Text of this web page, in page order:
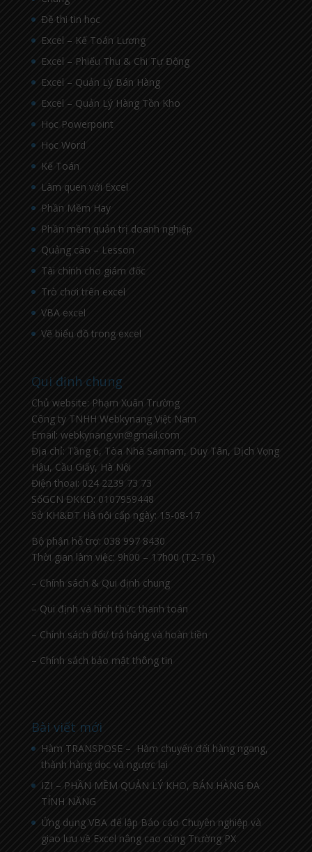
Đề thi tin học
Excel – Kế Toán Lương
Excel – Phiếu Thu & Chi Tự Động
Excel – Quản Lý Bán Hàng
Excel – Quản Lý Hàng Tồn Kho
Học Powerpoint
Học Word
Kế Toán
Làm quen với Excel
Phần Mềm Hay
Phần mềm quản trị doanh nghiệp
Quảng cáo – Lesson
Tài chính cho giám đốc
Trò chơi trên excel
VBA excel
Vẽ biểu đồ trong excel
Qui định chung
Chủ website: Phạm Xuân Trường
Công ty TNHH Webkynang Việt Nam
Email: webkynang.vn@gmail.com
Địa chỉ: Tầng 6, Tòa Nhà Sannam, Duy Tân, Dịch Vọng
Hậu, Cầu Giấy, Hà Nội
Điện thoại: 024 2239 73 73
SốGCN ĐKKD: 0107959448
Sở KH&ĐT Hà nội cấp ngày: 15-08-17
Bộ phận hỗ trợ: 038 997 8430
Thời gian làm việc: 9h00 – 17h00 (T2-T6)
– Chính sách & Qui định chung
– Qui định và hình thức thanh toán
– Chính sách đổi/ trả hàng và hoàn tiền
– Chính sách bảo mật thông tin
Bài viết mới
Hàm TRANSPOSE – Hàm chuyển đổi hàng ngang,
thành hàng dọc và ngược lại
IZI – PHẦN MỀM QUẢN LÝ KHO, BÁN HÀNG ĐA
TÍNH NĂNG
Ứng dụng VBA để lập Báo cáo Chuyên nghiệp và
giao lưu về Excel nâng cao cùng Trường PX